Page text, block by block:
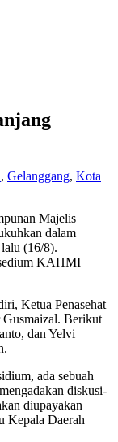
, Gelanggang, Kota
Majelis
dalam
(16/8).
KAHMI
Ketua Penasehat
Berikut
dan Yelvi
ada sebuah
diskusi-
diupayakan
Kepala Daerah